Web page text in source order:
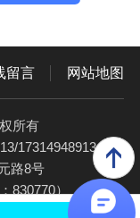
留言 网站地图
所有
17314948913
路8号
830770）